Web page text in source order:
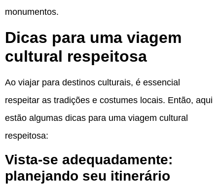
monumentos.
Dicas para uma viagem
cultural respeitosa
Ao viajar para destinos culturais, é essencial
respeitar as tradições e costumes locais. Então, aqui
estão algumas dicas para uma viagem cultural
respeitosa:
Vista-se adequadamente:
planejando seu itinerário